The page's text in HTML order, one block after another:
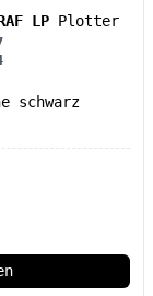
LP Plotter
schwarz